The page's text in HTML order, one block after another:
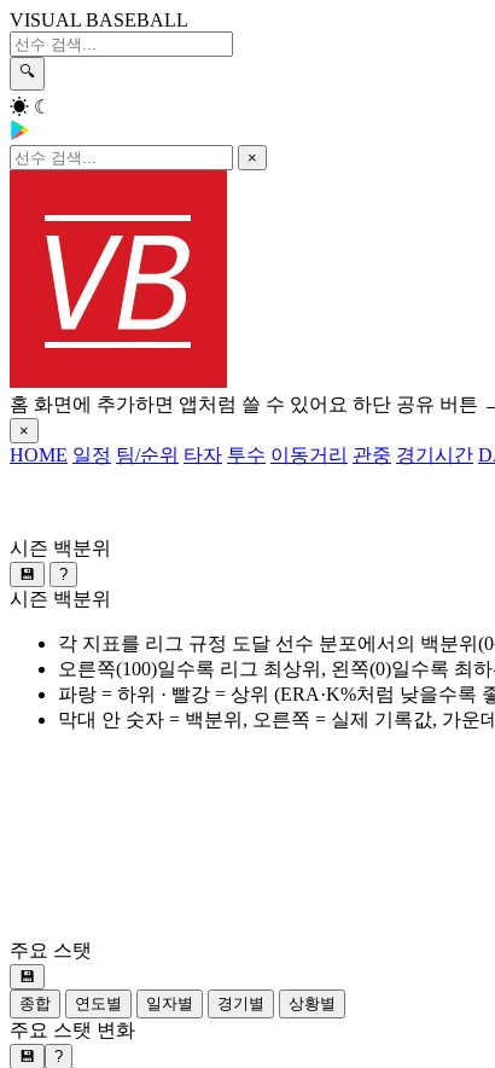
VISUAL BASEBALL
🔍
☀ ☾
×
홈 화면에 추가하면 앱처럼 쓸 수 있어요 하단 공유 버튼
×
HOME 일정 팀/순위 타자 투수 이동거리 관중 경기시간
시즌 백분위
💾 ?
시즌 백분위
각 지표를 리그 규정 도달 선수 분포에서의 백분위
오른쪽(100)일수록 리그 최상위, 왼쪽(0)일수록 최하
파랑 = 하위 · 빨강 = 상위 (ERA·K%처럼 낮을수록
막대 안 숫자 = 백분위, 오른쪽 = 실제 기록값, 가운
주요 스탯
💾
종합
연도별 일자별 경기별 상황별
주요 스탯 변화
💾 ?